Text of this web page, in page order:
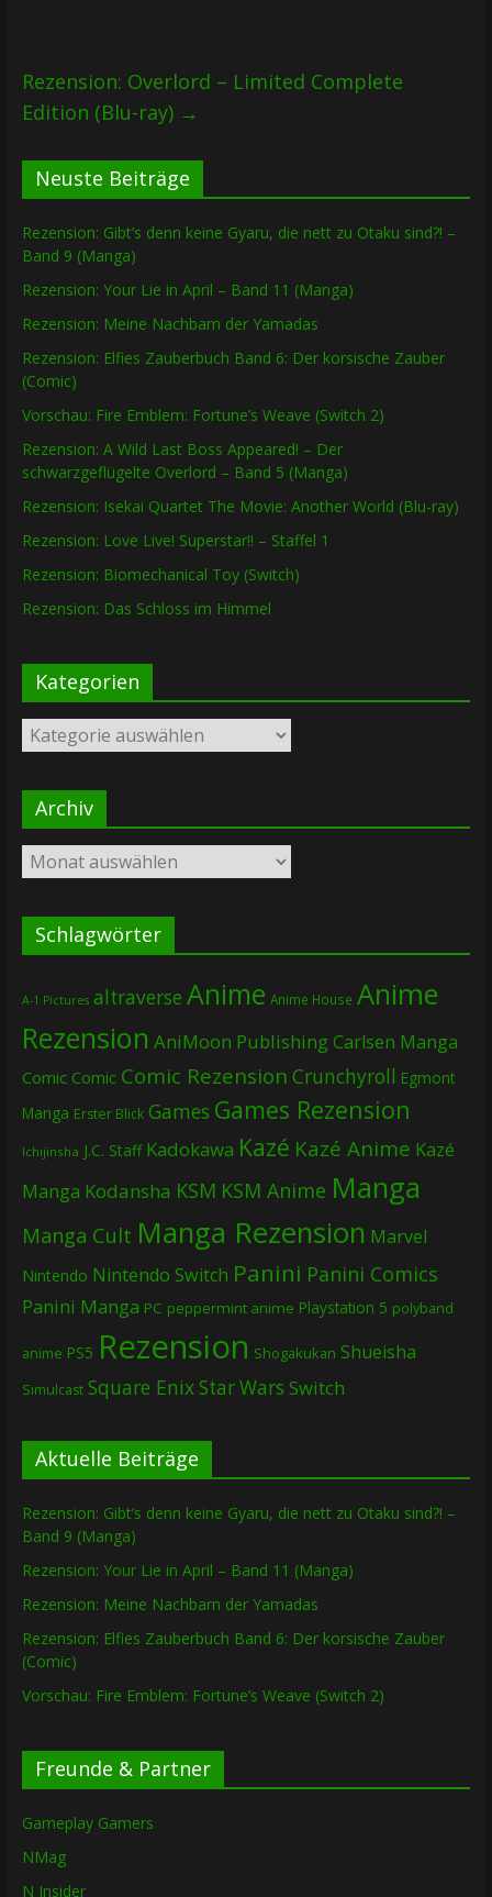
Rezension: Overlord – Limited Complete
Edition (Blu-ray) →
Neuste Beiträge
Rezension: Gibt’s denn keine Gyaru, die nett zu Otaku sind?! –
Band 9 (Manga)
Rezension: Your Lie in April – Band 11 (Manga)
Rezension: Meine Nachbarn der Yamadas
Rezension: Elfies Zauberbuch Band 6: Der korsische Zauber
(Comic)
Vorschau: Fire Emblem: Fortune’s Weave (Switch 2)
Rezension: A Wild Last Boss Appeared! – Der
schwarzgeflügelte Overlord – Band 5 (Manga)
Rezension: Isekai Quartet The Movie: Another World (Blu-ray)
Rezension: Love Live! Superstar!! – Staffel 1
Rezension: Biomechanical Toy (Switch)
Rezension: Das Schloss im Himmel
Kategorien
Kategorien
Archiv
Archiv
Schlagwörter
A-1 Pictures altraverse Anime Anime House Anime
Rezension AniMoon PublishingCarlsen Manga
Comic Comic Comic Rezension Crunchyroll Egmont
Manga Erster Blick Games Games Rezension
Ichijinsha J.C. Staff Kadokawa Kazé Kazé Anime Kazé
Manga Kodansha KSM KSM Anime Manga
Manga Cult Manga Rezension Marvel
Nintendo Nintendo Switch Panini Panini Comics
Panini Manga PC peppermint anime Playstation 5 polyband
anime PS5 Rezension Shogakukan Shueisha
Simulcast Square EnixStar Wars Switch
Aktuelle Beiträge
Rezension: Gibt’s denn keine Gyaru, die nett zu Otaku sind?! –
Band 9 (Manga)
Rezension: Your Lie in April – Band 11 (Manga)
Rezension: Meine Nachbarn der Yamadas
Rezension: Elfies Zauberbuch Band 6: Der korsische Zauber
(Comic)
Vorschau: Fire Emblem: Fortune’s Weave (Switch 2)
Freunde & Partner
Gameplay Gamers
NMag
N Insider